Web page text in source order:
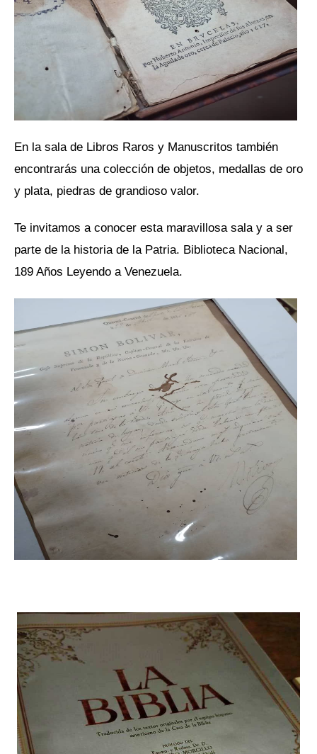
En la sala de Libros Raros y Manuscritos también
encontrarás una colección de objetos, medallas de oro
y plata, piedras de grandioso valor.
Te invitamos a conocer esta maravillosa sala y a ser
parte de la historia de la Patria. Biblioteca Nacional,
189 Años Leyendo a Venezuela.